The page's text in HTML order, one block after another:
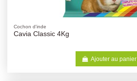
Cochon d'inde
Cavia Classic 4Kg
Ajouter au panier